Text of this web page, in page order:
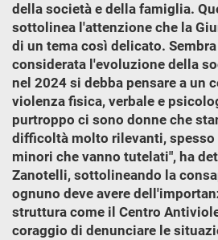
della società e della famiglia.
sottolinea l'attenzione che la
di un tema così delicato.
considerata l'evoluzione della
nel 2024 si debba pensare a un
violenza fisica, verbale e
purtroppo ci sono donne che
difficoltà molto rilevanti, spesso
minori che vanno tutelati", ha
Zanotelli, sottolineando la
ognuno deve avere
struttura come il Centro
coraggio di denunciare le